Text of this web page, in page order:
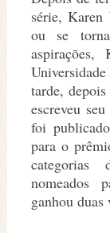
série, Karen
ou se
tarde,
escreveu
foi
para o
nomeados
ganhou duas